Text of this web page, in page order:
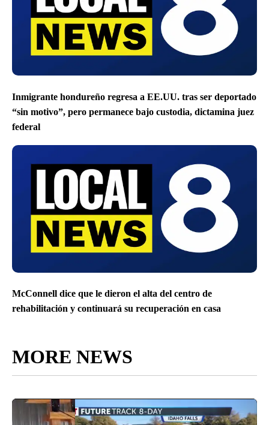
Inmigrante hondureño regresa a EE.UU. tras ser deportado
“sin motivo”, pero permanece bajo custodia, dictamina juez
federal
McConnell dice que le dieron el alta del centro de
rehabilitación y continuará su recuperación en casa
MORE NEWS